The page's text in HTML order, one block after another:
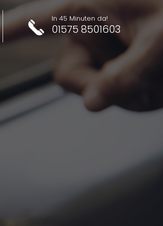
In 45 Minuten da!
01575 8501603